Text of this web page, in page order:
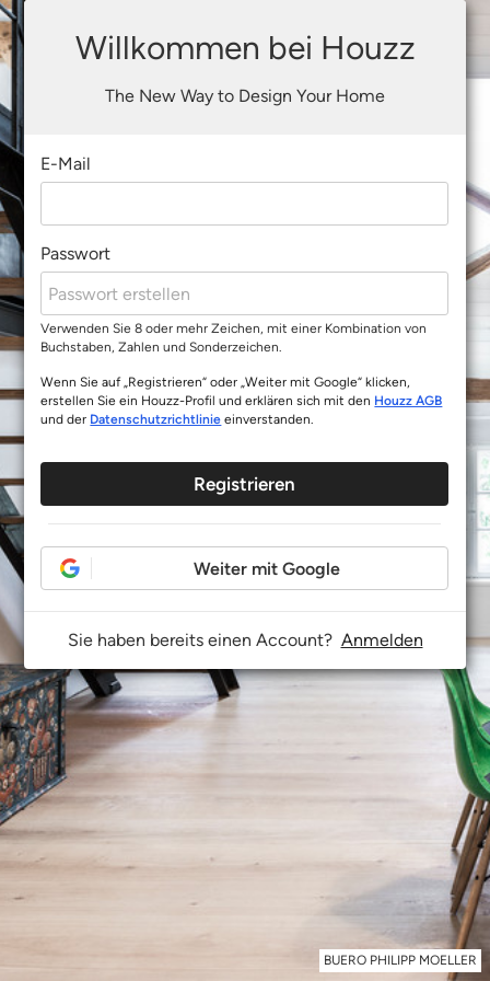
BUERO PHILIPP MOELLER
Willkommen bei Houzz
The New Way to Design Your Home
E-Mail
Passwort
Verwenden Sie 8 oder mehr Zeichen, mit einer Kombination von
Buchstaben, Zahlen und Sonderzeichen.
Wenn Sie auf „Registrieren“ oder „Weiter mit Google“ klicken,
erstellen Sie ein Houzz-Profil und erklären sich mit den Houzz AGB
und der Datenschutzrichtlinie einverstanden.
Registrieren
Weiter mit Google
Sie haben bereits einen Account? Anmelden